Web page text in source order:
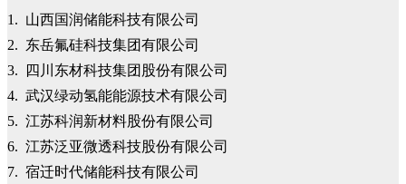
1. 山西国润储能科技有限公司
2. 东岳氟硅科技集团有限公司
3. 四川东材科技集团股份有限公司
4. 武汉绿动氢能能源技术有限公司
5. 江苏科润新材料股份有限公司
6. 江苏泛亚微透科技股份有限公司
7. 宿迁时代储能科技有限公司